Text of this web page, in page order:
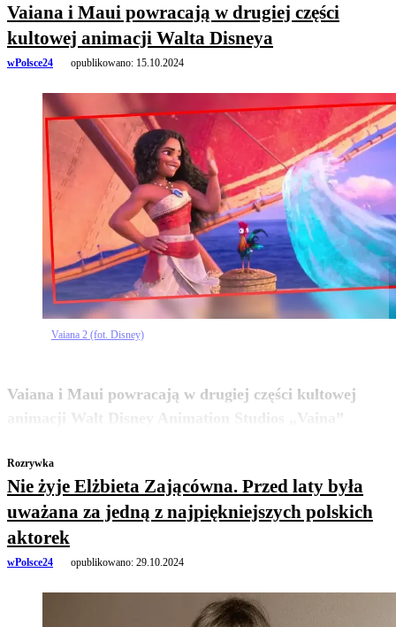
Vaiana i Maui powracają w drugiej części
kultowej animacji Walta Disneya
wPolsce24 opublikowano: 15.10.2024
Vaiana 2 (fot. Disney)
Vaiana i Maui powracają w drugiej części kultowej
animacji Walt Disney Animation Studios „Vaina”
zobacz więcej
Rozrywka
Nie żyje Elżbieta Zającówna. Przed laty była
uważana za jedną z najpiękniejszych polskich
aktorek
wPolsce24 opublikowano: 29.10.2024